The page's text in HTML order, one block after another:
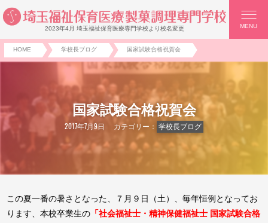
2023年4月 埼玉福祉保育医療専門学校より校名変更 MENU
HOME 学校長ブログ 国家試験合格祝賀会
国家試験合格祝賀会
2017年7月9日 カテゴリー： 学校長ブログ
この夏一番の暑さとなった、７月９日（土）、毎年恒例となってお
ります、本校卒業生の 「社会福祉士・精神保健福祉士 国家試験合格